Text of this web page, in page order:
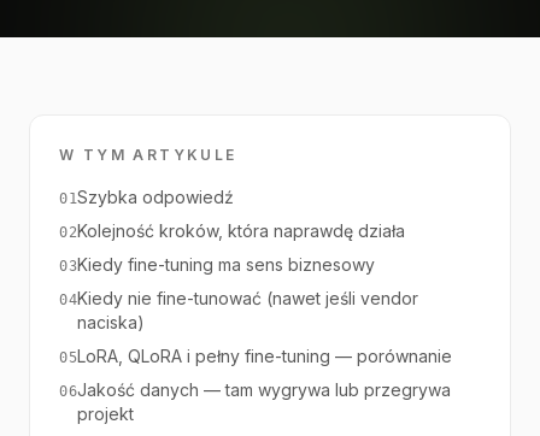
W TYM ARTYKULE
01Szybka odpowiedź
02Kolejność kroków, która naprawdę działa
03Kiedy fine-tuning ma sens biznesowy
04Kiedy nie fine-tunować (nawet jeśli vendor
naciska)
05LoRA, QLoRA i pełny fine-tuning — porównanie
06Jakość danych — tam wygrywa lub przegrywa
projekt